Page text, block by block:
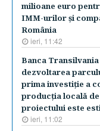
milioane euro
IMM-urilor şi
România
ieri, 11:42
Banca Transilvania
dezvoltarea
prima investiţie a
producţia locală
proiectului este
ieri, 11:02